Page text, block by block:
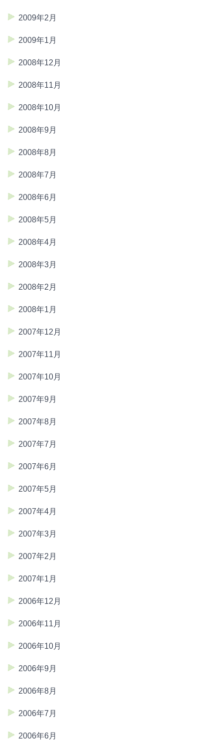
2009年2月
2009年1月
2008年12月
2008年11月
2008年10月
2008年9月
2008年8月
2008年7月
2008年6月
2008年5月
2008年4月
2008年3月
2008年2月
2008年1月
2007年12月
2007年11月
2007年10月
2007年9月
2007年8月
2007年7月
2007年6月
2007年5月
2007年4月
2007年3月
2007年2月
2007年1月
2006年12月
2006年11月
2006年10月
2006年9月
2006年8月
2006年7月
2006年6月